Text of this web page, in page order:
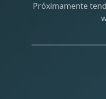
Próximamente